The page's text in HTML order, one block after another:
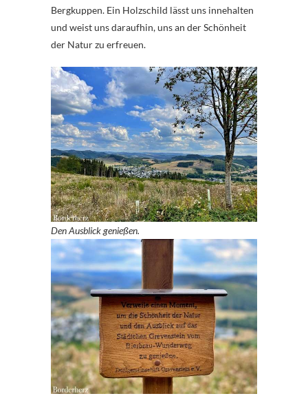
Bergkuppen. Ein Holzschild lässt uns innehalten
und weist uns daraufhin, uns an der Schönheit
der Natur zu erfreuen.
Den Ausblick genießen.